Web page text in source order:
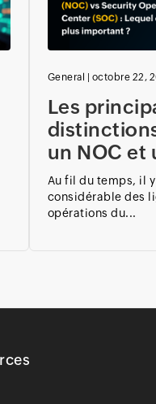
General octobre 22,
Les
un NOC et
Au fil du temps, il
considérable des
opérations du...